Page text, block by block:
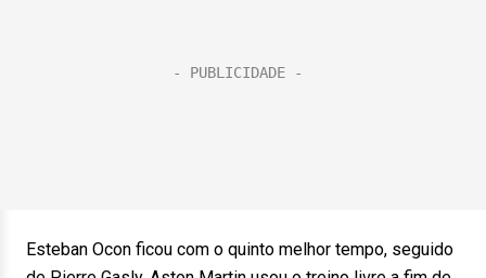
Esteban Ocon ficou com o quinto melhor tempo, seguido